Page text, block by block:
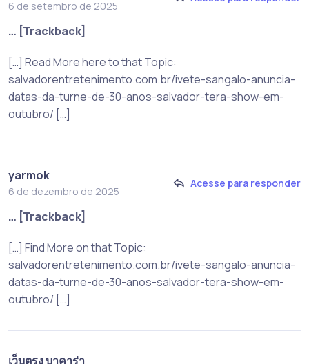
6 de setembro de 2025
… [Trackback]
[…] Read More here to that Topic:
salvadorentretenimento.com.br/ivete-sangalo-anuncia-
datas-da-turne-de-30-anos-salvador-tera-show-em-
outubro/ […]
yarmok
6 de dezembro de 2025
Acesse para responder
… [Trackback]
[…] Find More on that Topic:
salvadorentretenimento.com.br/ivete-sangalo-anuncia-
datas-da-turne-de-30-anos-salvador-tera-show-em-
outubro/ […]
เว็บตรง บาคาร่า